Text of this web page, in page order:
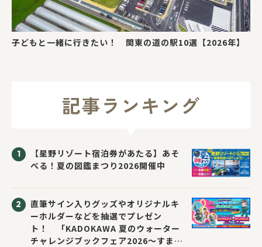
子どもと一緒に行きたい！ 関東の道の駅10選【2026年】
記事ランキング
【星野リゾート宿泊券があたる】あそ
べる！夏の図鑑まつり2026開催中
直筆サイン入りグッズやオリジナルキ
ーホルダーなどを抽選でプレゼン
ト！ 「KADOKAWA 夏のウォーター
チャレンジブックフェア2026～すまな